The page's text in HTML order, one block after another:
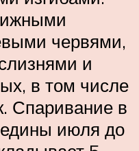
червями,
и
в том числе
Спаривание в
июля до